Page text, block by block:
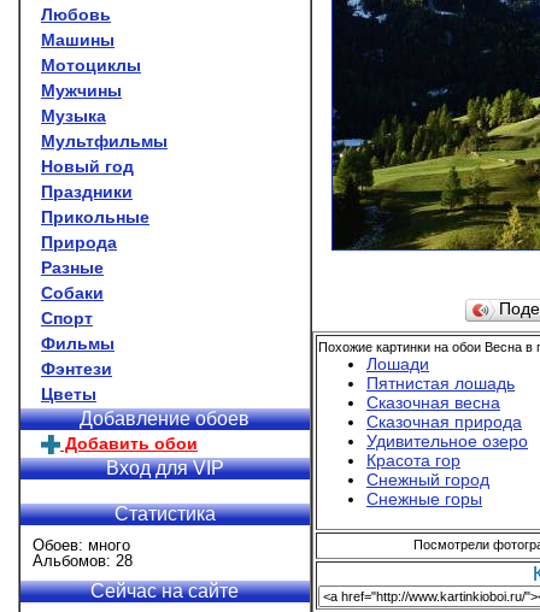
Любовь
Машины
Мотоциклы
Мужчины
Музыка
Мультфильмы
Новый год
Праздники
Прикольные
Природа
Разные
Собаки
Спорт
Фильмы
Фэнтези
Цветы
Добавление обоев
Добавить обои
Вход для VIP
Статистика
Обоев: много
Альбомов: 28
Сейчас на сайте
Похожие картинки на обои Весна в
Лошади
Пятнистая лошадь
Сказочная весна
Сказочная природа
Удивительное озеро
Красота гор
Снежный город
Снежные горы
Посмотрели